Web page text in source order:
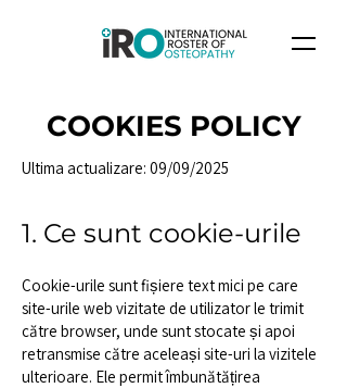
COOKIES POLICY
Ultima actualizare: 09/09/2025
1. Ce sunt cookie-urile
Cookie-urile sunt fișiere text mici pe care
site-urile web vizitate de utilizator le trimit
către browser, unde sunt stocate și apoi
retransmise către aceleași site-uri la vizitele
ulterioare. Ele permit îmbunătățirea